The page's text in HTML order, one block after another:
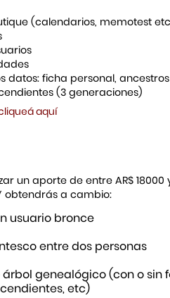
(calendarios, memotest
datos: ficha personal,
(3 generaciones)
aquí
un aporte de entre AR$ 18000
obtendrás a cambio:
usuario bronce
entre dos personas
genealógico (con o sin
etc)